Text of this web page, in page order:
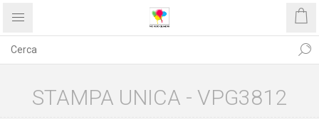
STAMPA UNICA - VPG3812